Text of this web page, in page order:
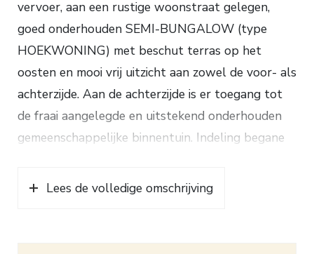
vervoer, aan een rustige woonstraat gelegen,
goed onderhouden SEMI-BUNGALOW (type
HOEKWONING) met beschut terras op het
oosten en mooi vrij uitzicht aan zowel de voor- als
achterzijde. Aan de achterzijde is er toegang tot
de fraai aangelegde en uitstekend onderhouden
gemeenschappelijke binnentuin. Indeling begane
woonkamer met zijraam, half open keuken met
koel-/vriescombinatie en afwasmachine,
Lees de volledige omschrijving